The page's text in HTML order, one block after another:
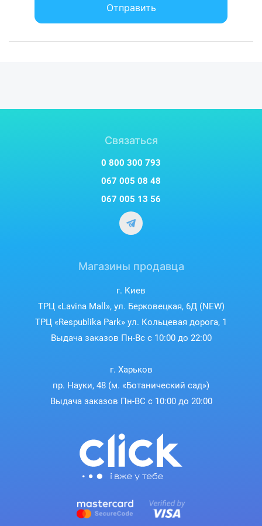
Отправить
Связаться
0 800 300 793
067 005 08 48
067 005 13 56
Магазины продавца
г. Киев
ТРЦ «Lavina Mall», ул. Берковецкая, 6Д (NEW)
ТРЦ «Respublika Park» ул. Кольцевая дорога, 1
Выдача заказов Пн-Вс с 10:00 до 22:00
г. Харьков
пр. Науки, 48 (м. «Ботанический сад»)
Выдача заказов Пн-ВС с 10:00 до 20:00